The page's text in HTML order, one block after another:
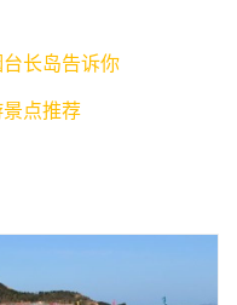
长岛告诉你
点推荐